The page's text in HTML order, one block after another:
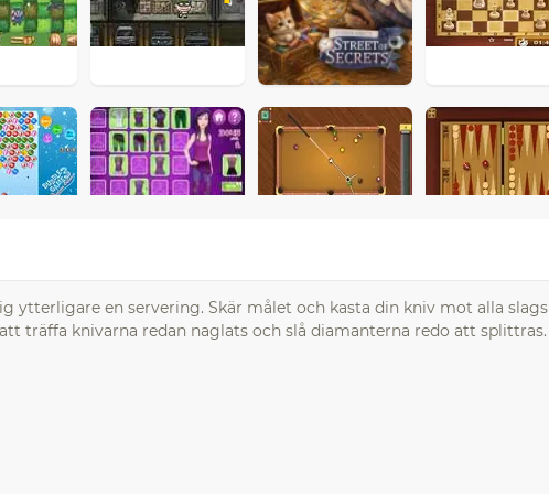
ytterligare en servering. Skär målet och kasta din kniv mot alla slags
träffa knivarna redan naglats och slå diamanterna redo att splittras.